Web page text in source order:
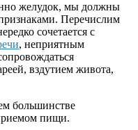
желудок, мы должны
Перечислим
сочетается с
, неприятным
вздутием живота,
большинстве
пищи.